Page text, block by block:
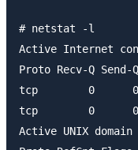
# netstat -l
Active Internet
Proto Recv-Q
tcp        0
tcp        0
Active UNIX